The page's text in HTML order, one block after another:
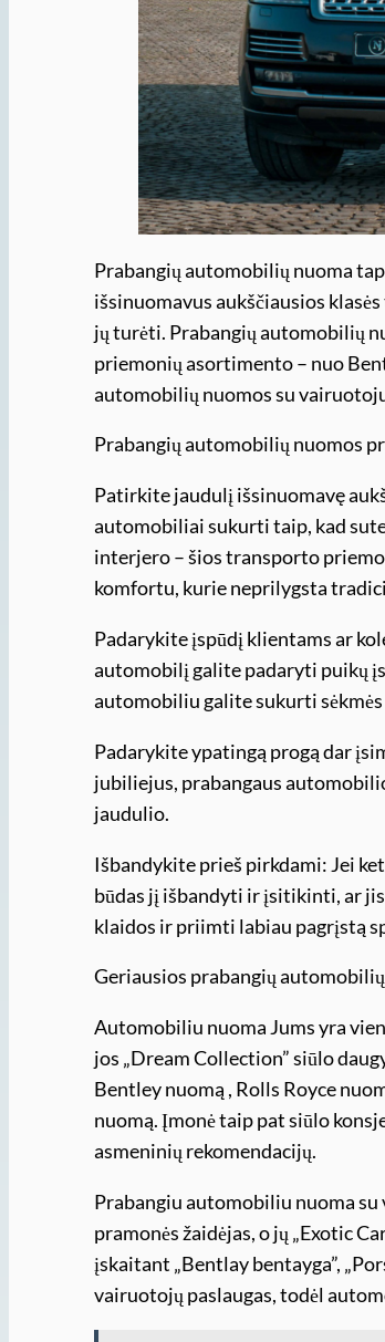
Prabangių automobilių nuoma
išsinuomavus aukščiausios
jų turėti. Prabangių automobilių
priemonių asortimento – nuo
automobilių nuomos su
Prabangių automobilių nuomos
Patirkite jaudulį išsinuomavę
automobiliai sukurti taip, kad
interjero – šios transporto
komfortu, kurie neprilygsta
Padarykite įspūdį klientams ar
automobilį galite padaryti puikų
automobiliu galite sukurti
Padarykite ypatingą progą dar
jubiliejus, prabangaus
jaudulio.
Išbandykite prieš pirkdami: Jei
būdas jį išbandyti ir įsitikinti, ar
klaidos ir priimti labiau pagrįstą
Geriausios prabangių
Automobiliu nuoma Jums yra
jos „Dream Collection” siūlo
Bentley nuomą , Rolls Royce
nuomą. Įmonė taip pat siūlo
asmeninių rekomendacijų.
Prabangiu automobiliu nuoma
pramonės žaidėjas, o jų „Exotic
įskaitant „Bentlay bentayga”,
vairuotojų paslaugas, todėl